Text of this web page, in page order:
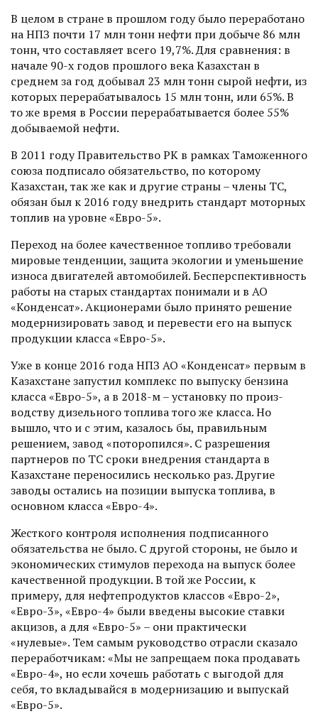
В целом в стране в прошлом году было переработано
на НПЗ почти 17 млн тонн нефти при добыче 86 млн
тонн, что составляет всего 19,7%. Для сравнения: в
начале 90-х годов прошлого века Казахстан в
среднем за год добывал 23 млн тонн сырой нефти, из
которых перерабатывалось 15 млн тонн, или 65%. В
то же время в России перерабатывается более 55%
добываемой нефти.
В 2011 году Правительство РК в рамках Таможенного
сою­за подписало обязательство, по которому
Казахстан, так же как и другие страны – члены ТС,
обязан был к 2016 году внедрить стандарт моторных
топлив на уровне «Евро-5».
Переход на более качественное топливо требовали
мировые тенденции, защита экологии и уменьшение
износа двигателей автомобилей. Бесперспективность
работы на старых стандартах понимали и в АО
«Конденсат». Акционерами было принято решение
модернизировать завод и перевести его на выпуск
продукции класса «Евро-5».
Уже в конце 2016 года НПЗ АО «Конденсат» первым в
Казах­стане запустил комплекс по выпуску бензина
класса «Евро-5», а в 2018-м – установку по произ­
водству дизельного топлива того же класса. Но
вышло, что и с этим, казалось бы, правильным
решением, завод «поторопился». С разрешения
партнеров по ТС сроки внедрения стандарта в
Казахстане переносились несколько раз. Другие
заводы остались на позиции выпуска топ­лива, в
основном класса «Евро-4».
Жесткого контроля исполнения подписанного
обязательства не было. С другой стороны, не было и
экономических стимулов перехода на выпуск более
качест­венной продукции. В той же России, к
примеру, для нефтепродуктов классов «Евро-2»,
«Евро-3», «Евро-4» были введены высокие ставки
акцизов, а для «Евро-5» – они практически
«нулевые». Тем самым руководство отрасли сказало
переработчикам: «Мы не запрещаем пока продавать
«Евро-4», но если хочешь работать с выгодой для
себя, то вкладывайся в модернизацию и выпускай
«Евро-5».